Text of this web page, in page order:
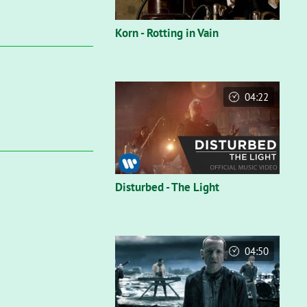
Korn - Rotting in Vain
Disturbed - The Light
04:22
04:50